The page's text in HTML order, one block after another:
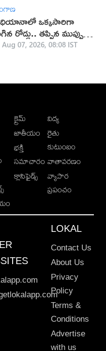
ఒక్కసారిగా
రోడ్డు.. తప్పిన ముప్పు
Aug 07, 2026, 08:08 IST
క్రైమ్
జాతీయం
భక్తి
సమాచారం
క్లాసిఫైడ్స్
విద్య
రైతు
కుటుంబం
వాతావరణం
వ్యాపార
ప్రపంచం
LOKAL
Contact Us
About Us
Privacy
Policy
Terms &
Conditions
Advertise
with us